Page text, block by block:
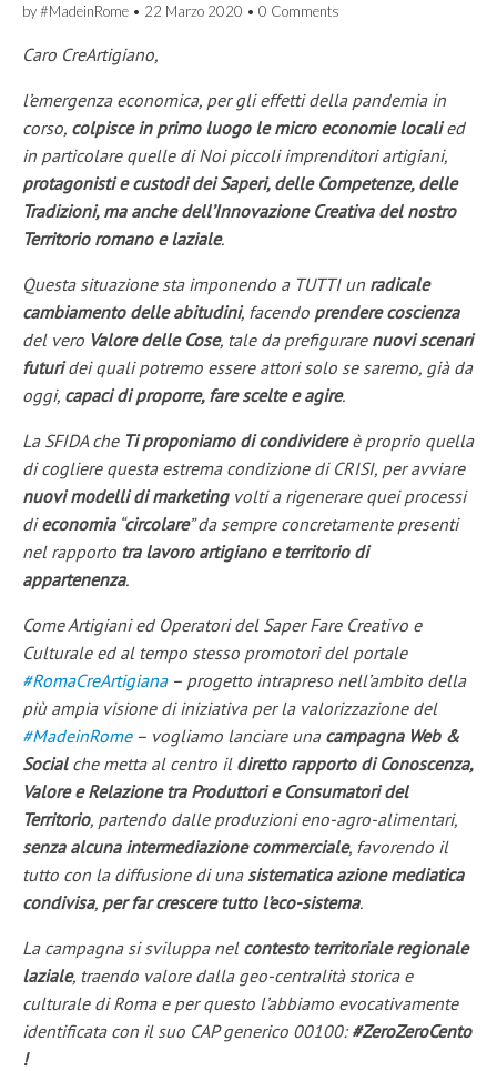
by#MadeinRome • 22 Marzo 2020 • 0 Comments
Caro CreArtigiano,
l’emergenza economica, per gli effetti della pandemia in
corso, colpisce in primo luogo le micro economie localied
in particolare quelle di Noi piccoli imprenditori artigiani,
protagonisti e custodi dei Saperi, delle Competenze, delle
Tradizioni, ma anche dell’Innovazione Creativa del nostro
Territorio romano e laziale.
Questa situazione sta imponendo a TUTTI un radicale
cambiamento delle abitudini, facendo prendere coscienza
del vero Valore delle Cose, tale da prefigurare nuovi scenari
futuridei quali potremo essere attori solo se saremo, già da
oggi, capaci di proporre, fare scelte e agire.
La SFIDA che Ti proponiamo di condividereè proprio quella
di cogliere questa estrema condizione di CRISI, per avviare
nuovi modelli di marketing volti a rigenerare quei processi
dieconomia“circolare” da sempre concretamente presenti
nel rapporto tra lavoro artigiano e territorio di
appartenenza.
Come Artigiani ed Operatori del Saper Fare Creativo e
Culturale ed al tempo stesso promotori del portale
#RomaCreArtigiana– progetto intrapreso nell’ambito della
più ampia visione di iniziativa per la valorizzazione del
#MadeinRome– vogliamo lanciare una campagna Web &
Social che metta al centro il diretto rapporto di Conoscenza,
Valore e Relazione tra Produttori e Consumatori del
Territorio, partendo dalle produzioni eno-agro-alimentari,
senza alcuna intermediazione commerciale, favorendo il
tutto con la diffusione di unasistematica azione mediatica
condivisa, per far crescere tutto l’eco-sistema.
La campagna si sviluppa nel contesto territoriale regionale
laziale, traendo valore dalla geo-centralità storica e
culturale di Roma e per questo l’abbiamo evocativamente
identificata con il suo CAP generico 00100: #ZeroZeroCento
!